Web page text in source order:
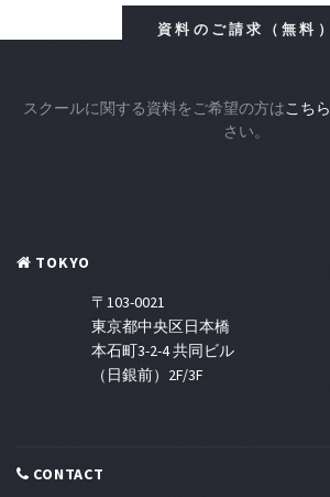
資料のご請求（無料）
スクールに関する資料をご希望の方はこちら
さい。
TOKYO
〒103-0021
東京都中央区日本橋
本石町3-2-4 共同ビル
（日銀前）2F/3F
CONTACT